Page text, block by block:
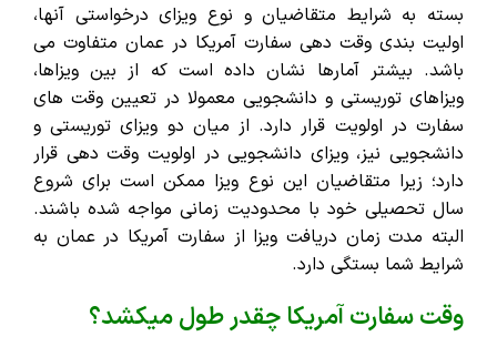
بسته به شرایط متقاضیان و نوع ویزای درخواستی آنها،
اولیت بندی وقت دهی سفارت آمریکا در عمان متفاوت می
باشد. بیشتر آمارها نشان داده است که از بین ویزاها،
ویزاهای توریستی و دانشجویی معمولا در تعیین وقت های
سفارت در اولویت قرار دارد. از میان دو ویزای توریستی و
دانشجویی نیز، ویزای دانشجویی در اولویت وقت دهی قرار
دارد؛ زیرا متقاضیان این نوع ویزا ممکن است برای شروع
سال تحصیلی خود با محدودیت زمانی مواجه شده باشند.
البته مدت زمان دریافت ویزا از سفارت آمریکا در عمان به
شرایط شما بستگی دارد.
وقت سفارت آمریکا چقدر طول میکشد؟